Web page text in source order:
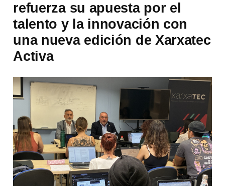
refuerza su apuesta por el
talento y la innovación con
una nueva edición de Xarxatec
Activa